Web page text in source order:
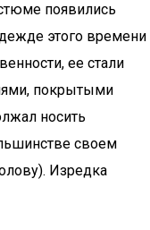
появились
этого времени
ее стали
покрытыми
носить
своем
Изредка